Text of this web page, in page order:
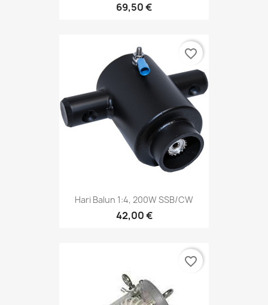
69,50 €
Hari Balun 1:4, 200W SSB/CW
42,00 €
favorite_border
favorite_border